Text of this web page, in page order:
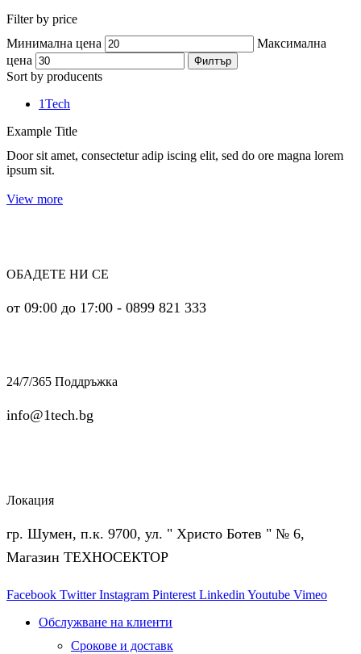
Filter by price
Минимална цена
Максимална
цена
Филтър
Sort by producents
1Tech
Example Title
Door sit amet, consectetur adip iscing elit, sed do ore magna lorem
ipsum sit.
View more
ОБАДЕТЕ НИ СЕ
от 09:00 до 17:00 - 0899 821 333
24/7/365 Поддръжка
info@1tech.bg
Локация
гр. Шумен, п.к. 9700, ул. " Христо Ботев " № 6,
Магазин ТЕХНОСЕКТОР
Facebook Twitter Instagram Pinterest Linkedin Youtube Vimeo
Обслужване на клиенти
Срокове и доставк